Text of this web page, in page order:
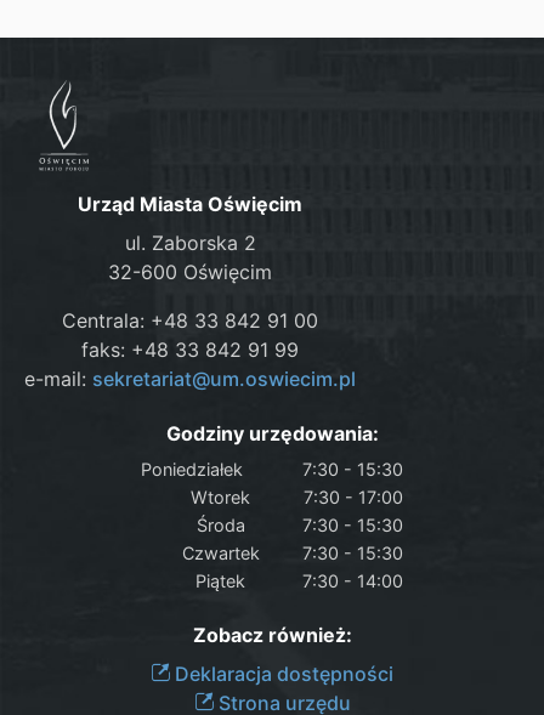
Urząd Miasta Oświęcim
ul. Zaborska 2
32-600 Oświęcim
Centrala: +48 33 842 91 00
faks: +48 33 842 91 99
e-mail: sekretariat@um.oswiecim.pl
Godziny urzędowania:
Poniedziałek
7:30 - 15:30
Wtorek
7:30 - 17:00
Środa
7:30 - 15:30
Czwartek
7:30 - 15:30
Piątek
7:30 - 14:00
Zobacz również:
Deklaracja dostępności
Strona urzędu